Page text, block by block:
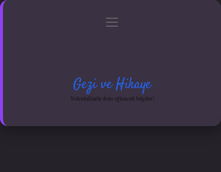
Gizlilik Politikası
menüyü
Gezi ve Hikaye
Yolculuklarla dolu eğlenceli bilgiler!